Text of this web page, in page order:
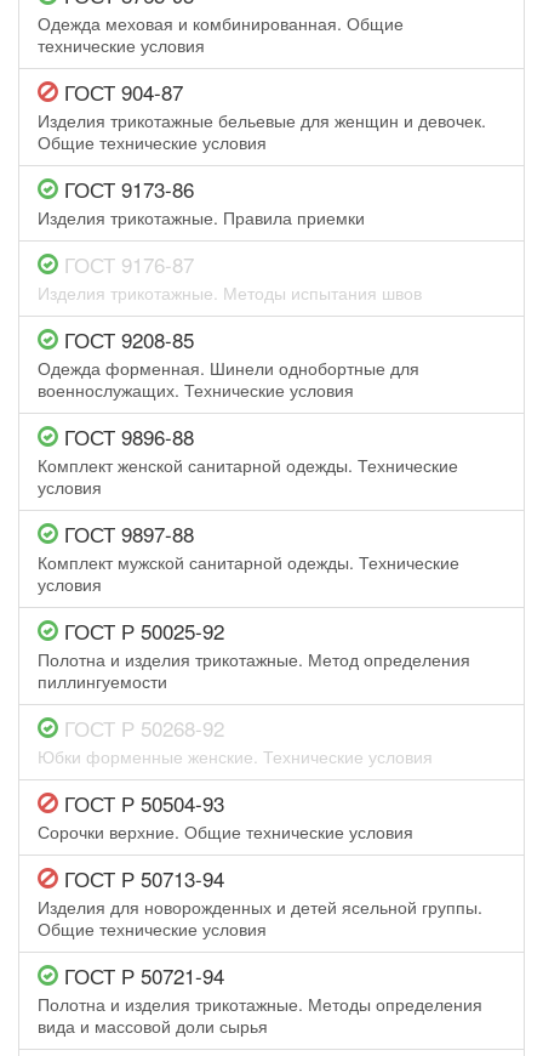
Одежда меховая и комбинированная. Общие
технические условия
ГОСТ 904-87
Изделия трикотажные бельевые для женщин и девочек.
Общие технические условия
ГОСТ 9173-86
Изделия трикотажные. Правила приемки
ГОСТ 9176-87
Изделия трикотажные. Методы испытания швов
ГОСТ 9208-85
Одежда форменная. Шинели однобортные для
военнослужащих. Технические условия
ГОСТ 9896-88
Комплект женской санитарной одежды. Технические
условия
ГОСТ 9897-88
Комплект мужской санитарной одежды. Технические
условия
ГОСТ Р 50025-92
Полотна и изделия трикотажные. Метод определения
пиллингуемости
ГОСТ Р 50268-92
Юбки форменные женские. Технические условия
ГОСТ Р 50504-93
Сорочки верхние. Общие технические условия
ГОСТ Р 50713-94
Изделия для новорожденных и детей ясельной группы.
Общие технические условия
ГОСТ Р 50721-94
Полотна и изделия трикотажные. Методы определения
вида и массовой доли сырья